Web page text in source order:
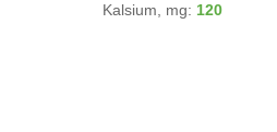
Kalsium, mg: 120